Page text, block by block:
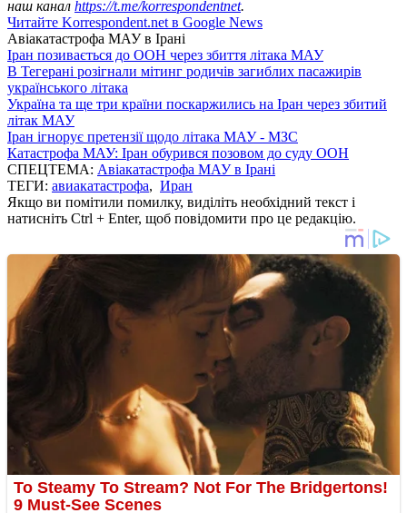
наш канал https://t.me/korrespondentnet.
Читайте Korrespondent.net в Google News
Авіакатастрофа МАУ в Ірані
Іран позивається до ООН через збиття літака МАУ
В Тегерані розігнали мітинг родичів загиблих пасажирів
українського літака
Україна та ще три країни поскаржились на Іран через збитий
літак МАУ
Іран ігнорує претензії щодо літака МАУ - МЗС
Катастрофа МАУ: Іран обурився позовом до суду ООН
СПЕЦТЕМА: Авіакатастрофа МАУ в Ірані
ТЕГИ: авиакатастрофа, Иран
Якщо ви помітили помилку, виділіть необхідний текст і
натисніть Ctrl + Enter, щоб повідомити про це редакцію.